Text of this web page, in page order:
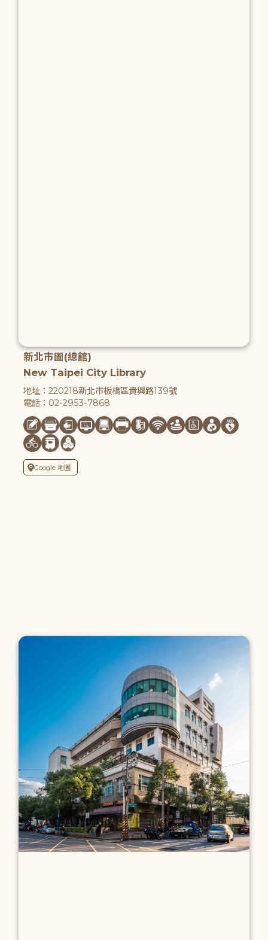
新北市圖(總館)
New Taipei City Library
地址：220218新北市板橋區貴興路139號
電話：02-2953-7868
Google 地圖